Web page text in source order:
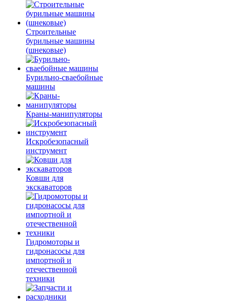
Строительные
бурильные машины
(шнековые)
Бурильно-сваебойные
машины
Краны-манипуляторы
Искробезопасный
инструмент
Ковши для
экскаваторов
Гидромоторы и
гидронасосы для
импортной и
отечественной
техники